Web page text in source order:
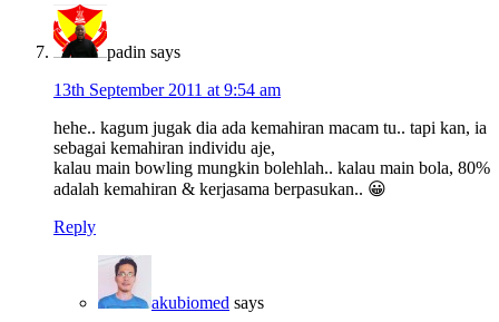
padin says
13th September 2011 at 9:54 am
hehe.. kagum jugak dia ada kemahiran macam tu.. tapi kan, ia
sebagai kemahiran individu aje,
kalau main bowling mungkin bolehlah.. kalau main bola, 80%
adalah kemahiran & kerjasama berpasukan.. 😀
Reply
akubiomed says